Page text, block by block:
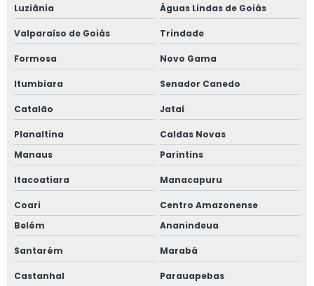
Luziânia Águas Lindas de Goiás
Valparaíso de Goiás Trindade
Formosa Novo Gama
Itumbiara Senador Canedo
Catalão Jataí
Planaltina
Caldas Novas
Manaus
Parintins
Itacoatiara Manacapuru
Coari
Centro Amazonense
Belém
Ananindeua
Santarém Marabá
Castanhal Parauapebas